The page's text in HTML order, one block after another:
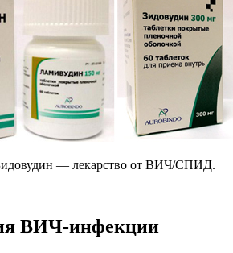
— лекарство от ВИЧ/СПИД.
ВИЧ-инфекции